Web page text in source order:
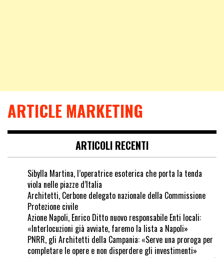
ARTICLE MARKETING
ARTICOLI RECENTI
Sibylla Martina, l’operatrice esoterica che porta la tenda
viola nelle piazze d’Italia
Architetti, Cerbone delegato nazionale della Commissione
Protezione civile
Azione Napoli, Enrico Ditto nuovo responsabile Enti locali:
«Interlocuzioni già avviate, faremo la lista a Napoli»
PNRR, gli Architetti della Campania: «Serve una proroga per
completare le opere e non disperdere gli investimenti»